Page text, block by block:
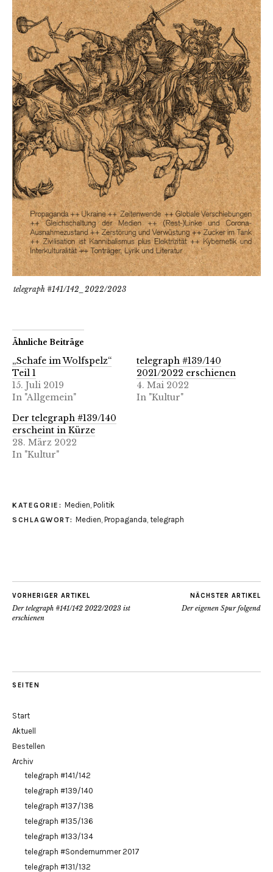
telegraph #141/142_2022/2023
Ähnliche Beiträge
„Schafe im Wolfspelz“
Teil 1
15. Juli 2019
In "Allgemein"
telegraph #139/140
2021/2022 erschienen
4. Mai 2022
In "Kultur"
Der telegraph #139/140
erscheint in Kürze
28. März 2022
In "Kultur"
KATEGORIE: Medien Politik
SCHLAGWORT: Medien Propaganda telegraph
VORHERIGER ARTIKEL
Der telegraph #141/142 2022/2023 ist
erschienen
NÄCHSTER ARTIKEL
Der eigenen Spur folgend
SEITEN
Start
Aktuell
Bestellen
Archiv
telegraph #141/142
telegraph #139/140
telegraph #137/138
telegraph #135/136
telegraph #133/134
telegraph #Sondernummer 2017
telegraph #131/132